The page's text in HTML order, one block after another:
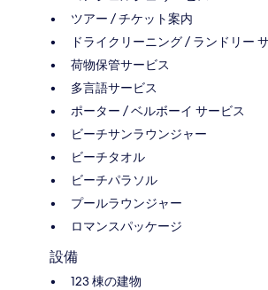
ツアー / チケット案内
ドライクリーニング / ランドリー
荷物保管サービス
多言語サービス
ポーター / ベルボーイ サービス
ビーチサンラウンジャー
ビーチタオル
ビーチパラソル
プールラウンジャー
ロマンスパッケージ
設備
123 棟の建物